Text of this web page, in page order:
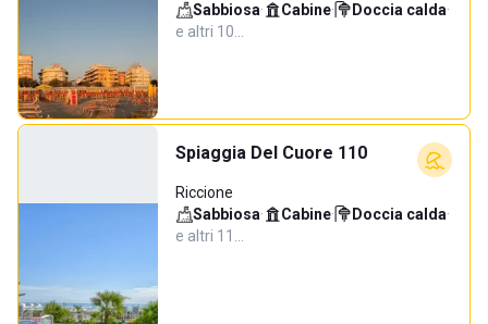
Sabbiosa· Cabine· Doccia calda·
e altri 10…
Spiaggia Del Cuore 110
Riccione
Sabbiosa· Cabine· Doccia calda·
e altri 11…